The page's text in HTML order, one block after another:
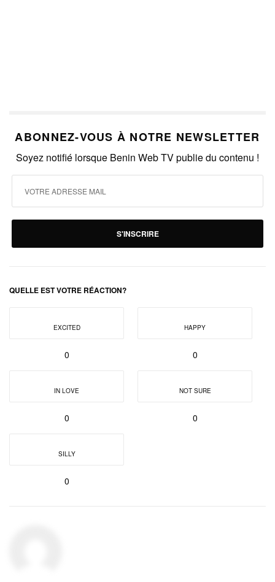
ABONNEZ-VOUS À NOTRE NEWSLETTER
Soyez notifié lorsque Benin Web TV publie du contenu !
S'INSCRIRE
QUELLE EST VOTRE RÉACTION?
EXCITED
0
HAPPY
0
IN LOVE
0
NOT SURE
0
SILLY
0